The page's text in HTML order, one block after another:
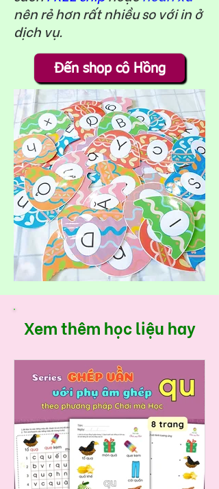
nên rẻ hơn rất nhiều so với in ở
dịch vụ.
Đến shop cô Hồng
Xem thêm học liệu hay